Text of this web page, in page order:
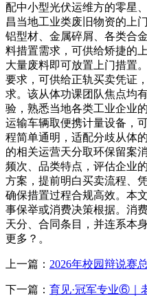
配中小型光伏运维方的零星
昌当地工业类废旧物资的上
铝型材、金属碎屑、各类合
料措置需求，可供给矫捷的
大量废料即可放置上门措置
要求，可供给正轨买卖凭证
求。该从体功课团队焦点均
验，熟悉当地各类工业企业
运输车辆取便携计量设备，
程简单通明，适配分歧从体
的相关运营天分取环保留案
频次、品类特点，评估企业
方案，提前明白买卖流程、
确保措置过程合规高效。本
事保举或消费决策根据。消
天分、合同条目，并连系本
更多？。
上一篇： 2026年校园辩说赛
下一篇： 育见·冠军专业⑥‌｜